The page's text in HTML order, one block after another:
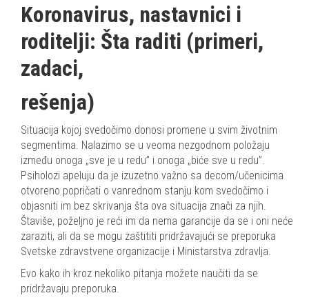
Koronavirus, nastavnici i
roditelji: Šta raditi (primeri,
zadaci,
rešenja)
Situacija kojoj svedočimo donosi promene u svim životnim
segmentima. Nalazimo se u veoma nezgodnom položaju
između onoga „sve je u redu” i onoga „biće sve u redu”.
Psiholozi apeluju da je izuzetno važno sa decom/učenicima
otvoreno popričati o vanrednom stanju kom svedočimo i
objasniti im bez skrivanja šta ova situacija znači za njih.
Štaviše, poželjno je reći im da nema garancije da se i oni neće
zaraziti, ali da se mogu zaštititi pridržavajući se preporuka
Svetske zdravstvene organizacije i Ministarstva zdravlja.
Evo kako ih kroz nekoliko pitanja možete naučiti da se
pridržavaju preporuka.